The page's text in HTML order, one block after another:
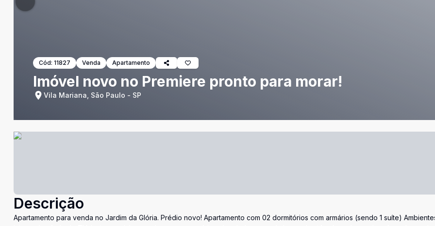
Cód: 11827 Venda Apartamento
Imóvel novo no Premiere pronto para morar!
Vila Mariana, São Paulo - SP
Descrição
Apartamento para venda no Jardim da Glória. Prédio novo! Apartamento com 02 dormitórios com armários (sendo 1 suíte)